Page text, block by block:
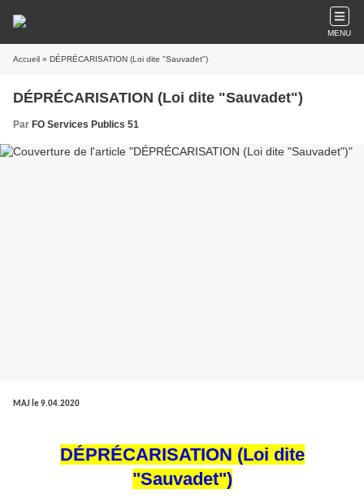
MENU
Accueil » DÉPRÉCARISATION (Loi dite "Sauvadet")
DÉPRÉCARISATION (Loi dite "Sauvadet")
Par FO Services Publics 51
MAJ le 9.04.2020
DÉPRÉCARISATION (Loi dite
"Sauvadet")